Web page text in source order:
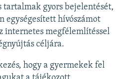
tartalmak gyors bejelentését,
egységesített hívószámot
internetes megfélemlítéssel
céljára.
hogy a gyermekek fel